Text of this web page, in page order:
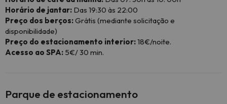
Horário de jantar: Das 19:30 às 22:00
Preço dos berços:Grátis (mediante solicitação e
disponibilidade)
Preço do estacionamento interior:18€/noite.
Acesso ao SPA: 5€/ 30 min.
Parque de estacionamento